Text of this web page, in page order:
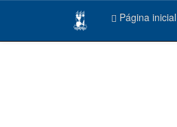
Página inicial